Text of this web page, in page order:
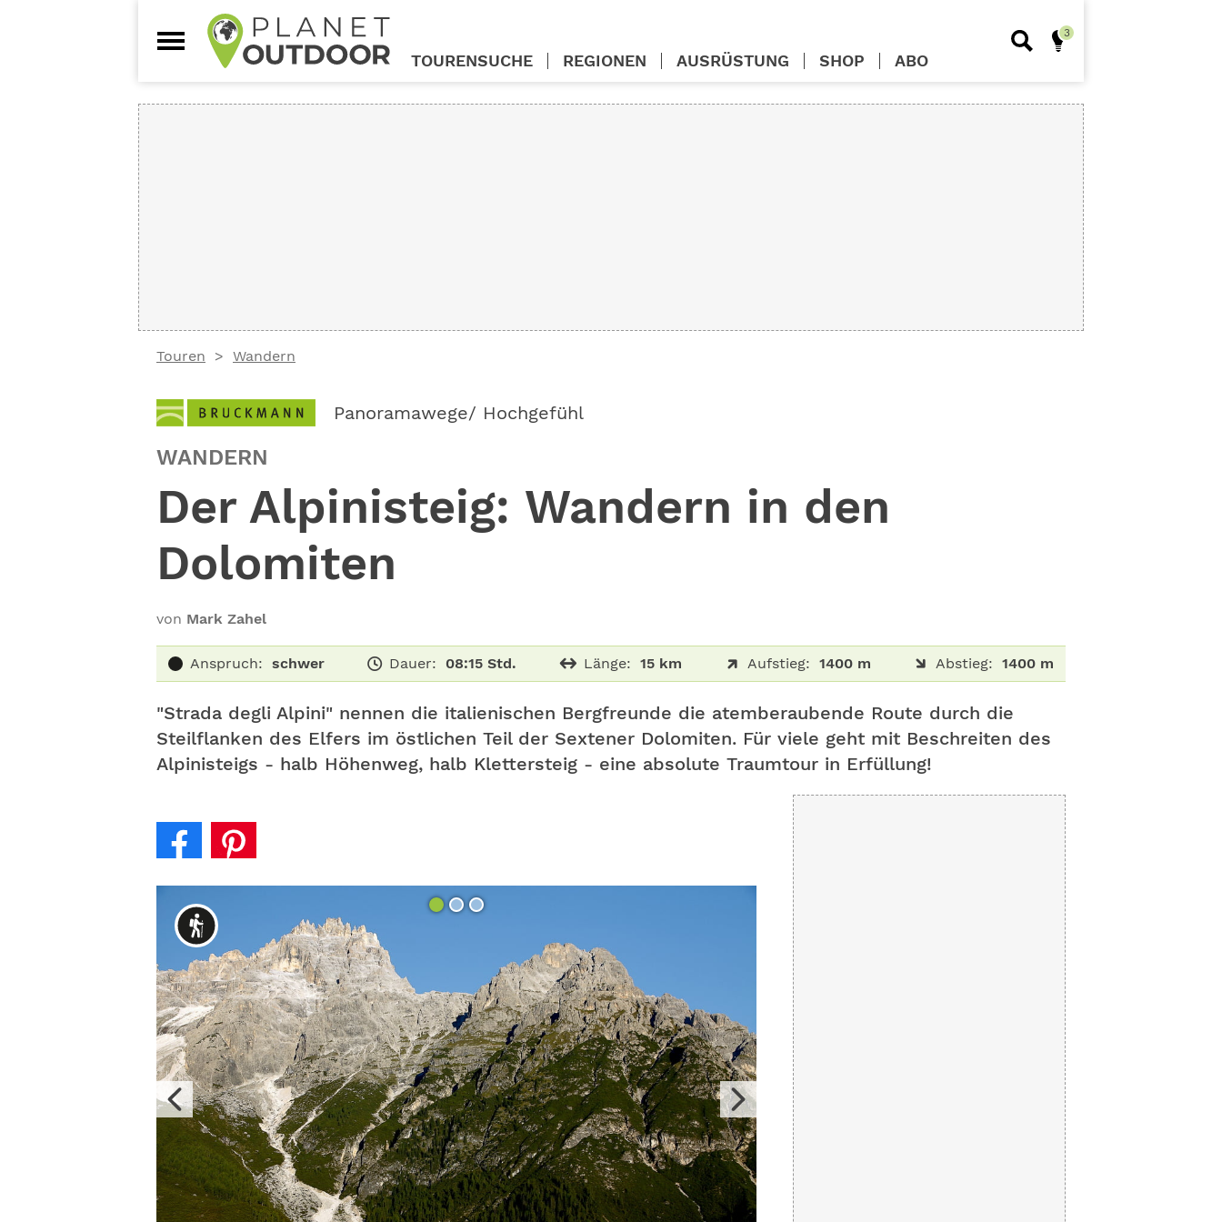
Touren Wandern
Panoramawege/ Hochgefühl
WANDERN
Der Alpinisteig: Wandern in den
Dolomiten
von Mark Zahel
Anspruch: schwer Dauer: 08:15 Std. Länge: 15 km Aufstieg: 1400 m Abstieg: 1400 m
"Strada degli Alpini" nennen die italienischen Bergfreunde die atemberaubende Route durch die
Steilflanken des Elfers im östlichen Teil der Sextener Dolomiten. Für viele geht mit Beschreiten des
Alpinisteigs - halb Höhenweg, halb Klettersteig - eine absolute Traumtour in Erfüllung!
TOURENSUCHE REGIONEN AUSRÜSTUNG SHOP ABO